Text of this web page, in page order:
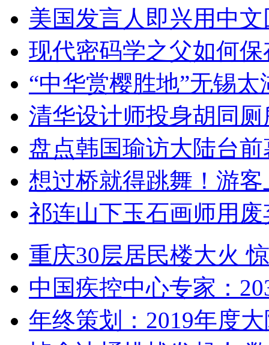
美国发言人即兴用中
现代密码学之父如何
“中华赏樱胜地”无锡
清华设计师投身胡同
盘点韩国瑜访大陆台
想过桥就得跳舞！游客
祁连山下玉石画师用
重庆30层居民楼大火
中国疾控中心专家：
年终策划：2019年度